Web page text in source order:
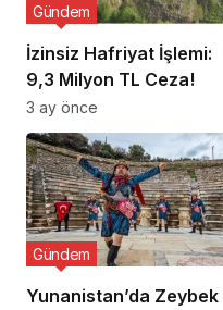
İzinsiz Hafriyat İşlemi:
9,3 Milyon TL Ceza!
Gündem
3 ay önce
Yunanistan’da Zeybek
Gündem